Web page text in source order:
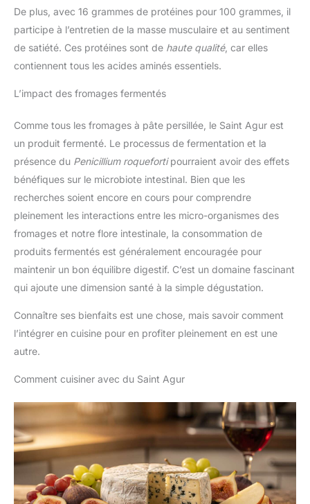
De plus, avec 16 grammes de protéines pour 100 grammes, il
participe à l’entretien de la masse musculaire et au sentiment
de satiété. Ces protéines sont de haute qualité, car elles
contiennent tous les acides aminés essentiels.
L’impact des fromages fermentés
Comme tous les fromages à pâte persillée, le Saint Agur est
un produit fermenté. Le processus de fermentation et la
présence du Penicillium roquefortipourraient avoir des effets
bénéfiques sur le microbiote intestinal. Bien que les
recherches soient encore en cours pour comprendre
pleinement les interactions entre les micro-organismes des
fromages et notre flore intestinale, la consommation de
produits fermentés est généralement encouragée pour
maintenir un bon équilibre digestif. C’est un domaine fascinant
qui ajoute une dimension santé à la simple dégustation.
Connaître ses bienfaits est une chose, mais savoir comment
l’intégrer en cuisine pour en profiter pleinement en est une
autre.
Comment cuisiner avec du Saint Agur